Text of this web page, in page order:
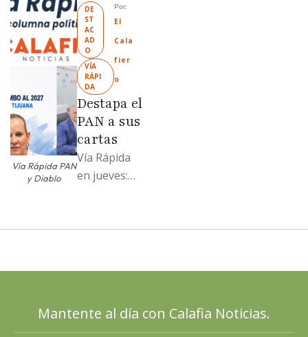
Mexicali;
Llamadme
Ruffo
“Mandela”;
Evangelina
Moreno no
soportó; Los
…
Vía Rápida PAN
y Diablo
DE
ST
AC
AD
O
VÍA
RÁPI
DA
Por:
El
Cala
fier
o
Destapa el
PAN a sus
cartas
Vía Rápida
en jueves:
cartas; El
Mantente al día con Calafia Noticias.